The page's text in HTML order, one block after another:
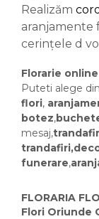
Realizăm
aranjamente
cerințele d
Florarie
Puteti alege
flori,
botez,
mesaj,
funerare,
FLORARIA
Flori Oriunde